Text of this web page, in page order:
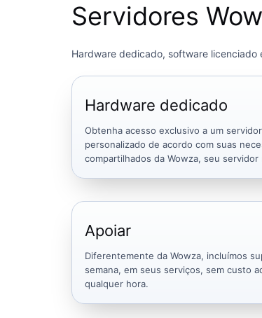
Servidores
Hardware dedicado, software licenciado
Hardware dedicado
Obtenha acesso exclusivo a um
personalizado de acordo com suas
compartilhados da Wowza, seu
Apoiar
Diferentemente da Wowza, incluímos
semana, em seus serviços, sem custo
qualquer hora.